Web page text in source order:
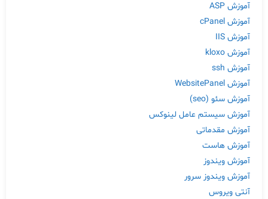
آموزش ASP
آموزش cPanel
آموزش IIS
آموزش kloxo
آموزش ssh
آموزش WebsitePanel
آموزش سئو (seo)
آموزش سیستم عامل لینوکس
آموزش مقدماتی
آموزش هاست
آموزش ویندوز
آموزش ویندوز سرور
آنتی ویروس